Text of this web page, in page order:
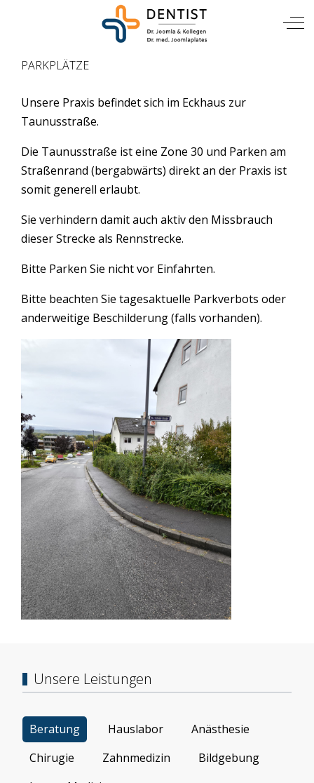
Mobile Menu Toggle
PARKPLÄTZE
Unsere Praxis befindet sich im Eckhaus zur
Taunusstraße.
Die Taunusstraße ist eine Zone 30 und Parken am
Straßenrand (bergabwärts) direkt an der Praxis ist
somit generell erlaubt.
Sie verhindern damit auch aktiv den Missbrauch
dieser Strecke als Rennstrecke.
Bitte Parken Sie nicht vor Einfahrten.
Bitte beachten Sie tagesaktuelle Parkverbots oder
anderweitige Beschilderung (falls vorhanden).
Unsere Leistungen
Beratung Hauslabor
Anästhesie
Chirugie
Zahnmedizin
Bildgebung